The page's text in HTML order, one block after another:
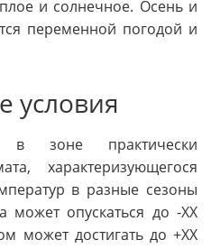
и солнечное. Осень и
переменной погодой и
условия
в зоне практически
характеризующегося
в разные сезоны
может опускаться до -XX
может достигать до +XX